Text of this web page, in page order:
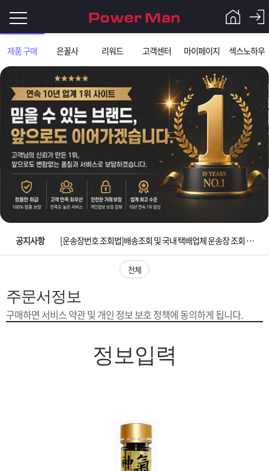
제품 구매 은꼴사 리워드 고객센터 마이페이지 섹스노하우
그
인
이
필
요
니
로
Q&A
파
워
맨
제
품
매
은
사
스
고
공지사항
입금확인이 안되는 상황을 대비해 꼭 입금후 고객센터 연락바랍니다.
[2026구정 연휴]설 연휴 배송 및 휴무 안내
[운송장번호 조회법]배송조회 및 국내 택배업체 운송장 조회 하는법
[ios앱 오픈]아이폰 고객 앱설치 가능합니다.
[무인택배함 이용 안내] 집 밖에 주소로 택배 받기
[2026구정 연휴]설 연휴 배송 및 휴무 안내
전체
주문서정보
구매하면 서비스 약관 및 개인 정보 보호 정책에 동의하게 됩니다.
정보입력